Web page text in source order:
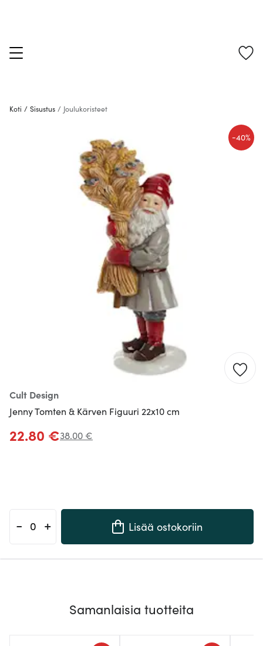
Koti / Sisustus / Joulukoristeet
Cult Design
Jenny Tomten & Kärven Figuuri 22x10 cm
-40%
22.80 €38.00 €
- + Lisää ostokoriin
Samanlaisia tuotteita